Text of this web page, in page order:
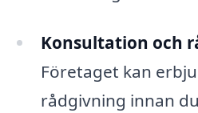
Konsultation och
Företaget kan
rådgivning innan